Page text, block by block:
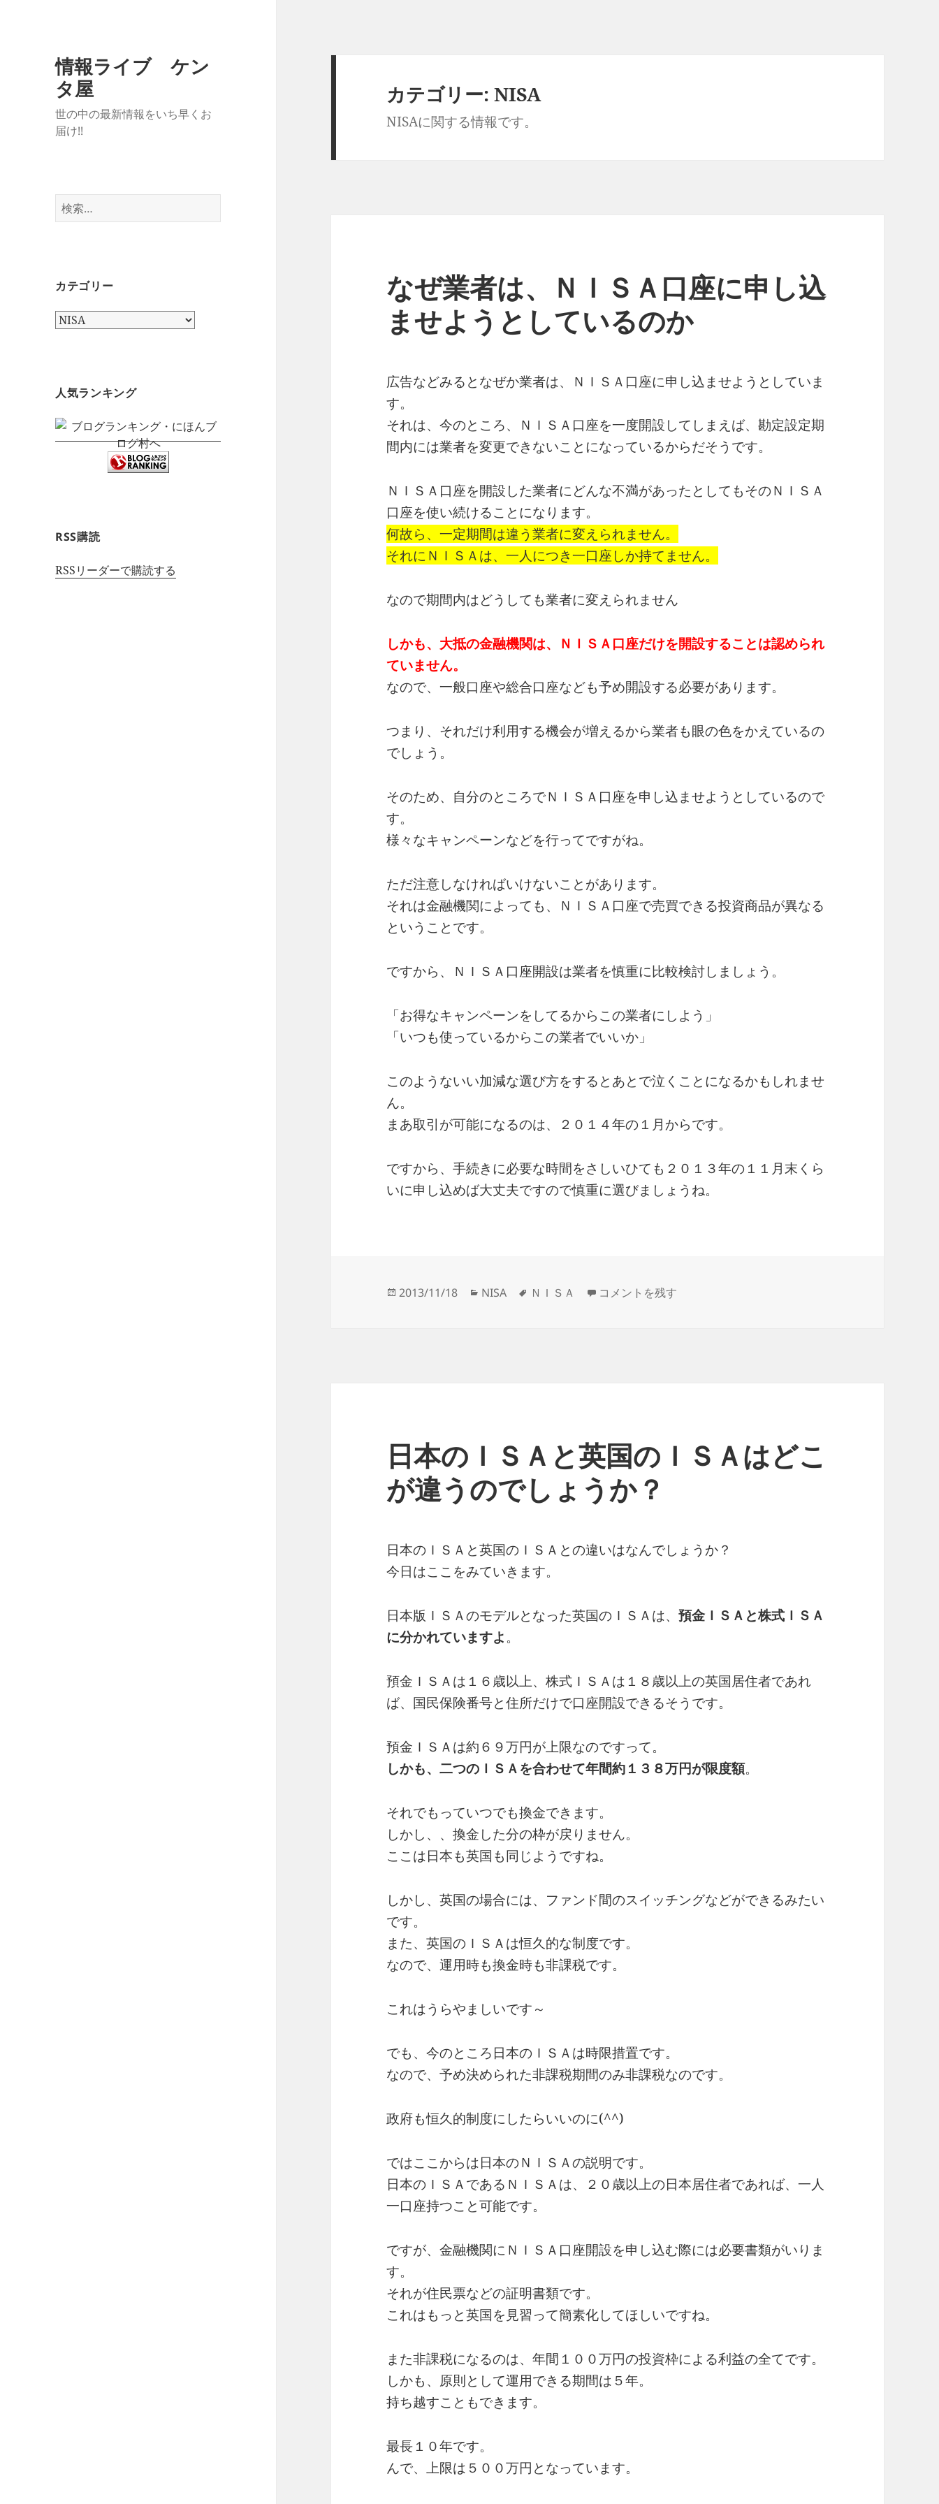
情報ライブ ケン
タ屋
世の中の最新情報をいち早くお
届け!!
検
索:
カテゴリー
カ
ー
人気ランキング
RSS購読
RSSリーダーで購読する
カテゴリー:NISA
NISAに関する情報です。
なぜ業者は、ＮＩＳＡ口座に申し込
ませようとしているのか
広告などみるとなぜか業者は、ＮＩＳＡ口座に申し込ませようとしていま
す。
それは、今のところ、ＮＩＳＡ口座を一度開設してしまえば、勘定設定期
間内には業者を変更できないことになっているからだそうです。
ＮＩＳＡ口座を開設した業者にどんな不満があったとしてもそのＮＩＳＡ
口座を使い続けることになります。
何故ら、一定期間は違う業者に変えられません。
それにＮＩＳＡは、一人につき一口座しか持てません。
なので期間内はどうしても業者に変えられません
しかも、大抵の金融機関は、ＮＩＳＡ口座だけを開設することは認められ
ていません。
なので、一般口座や総合口座なども予め開設する必要があります。
つまり、それだけ利用する機会が増えるから業者も眼の色をかえているの
でしょう。
そのため、自分のところでＮＩＳＡ口座を申し込ませようとしているので
す。
様々なキャンペーンなどを行ってですがね。
ただ注意しなければいけないことがあります。
それは金融機関によっても、ＮＩＳＡ口座で売買できる投資商品が異なる
ということです。
ですから、ＮＩＳＡ口座開設は業者を慎重に比較検討しましょう。
「お得なキャンペーンをしてるからこの業者にしよう」
「いつも使っているからこの業者でいいか」
このようないい加減な選び方をするとあとで泣くことになるかもしれませ
ん。
まあ取引が可能になるのは、２０１４年の１月からです。
ですから、手続きに必要な時間をさしいひても２０１３年の１１月末くら
いに申し込めば大丈夫ですので慎重に選びましょうね。
投
2013/11/18
カ
NISA
タ
ＮＩＳＡ なぜ業者は、ＮＩＳＡ口座に申し込ませようとしているのか に
コメントを残す
日本のＩＳＡと英国のＩＳＡはどこ
が違うのでしょうか？
日本のＩＳＡと英国のＩＳＡとの違いはなんでしょうか？
今日はここをみていきます。
日本版ＩＳＡのモデルとなった英国のＩＳＡは、預金ＩＳＡと株式ＩＳＡ
に分かれていますよ。
預金ＩＳＡは１６歳以上、株式ＩＳＡは１８歳以上の英国居住者であれ
ば、国民保険番号と住所だけで口座開設できるそうです。
預金ＩＳＡは約６９万円が上限なのですって。
しかも、二つのＩＳＡを合わせて年間約１３８万円が限度額。
それでもっていつでも換金できます。
しかし、、換金した分の枠が戻りません。
ここは日本も英国も同じようですね。
しかし、英国の場合には、ファンド間のスイッチングなどができるみたい
です。
また、英国のＩＳＡは恒久的な制度です。
なので、運用時も換金時も非課税です。
これはうらやましいです～
でも、今のところ日本のＩＳＡは時限措置です。
なので、予め決められた非課税期間のみ非課税なのです。
政府も恒久的制度にしたらいいのに(^^)
ではここからは日本のＮＩＳＡの説明です。
日本のＩＳＡであるＮＩＳＡは、２０歳以上の日本居住者であれば、一人
一口座持つこと可能です。
ですが、金融機関にＮＩＳＡ口座開設を申し込む際には必要書類がいりま
す。
それが住民票などの証明書類です。
これはもっと英国を見習って簡素化してほしいですね。
また非課税になるのは、年間１００万円の投資枠による利益の全てです。
しかも、原則として運用できる期間は５年。
持ち越すこともできます。
最長１０年です。
んで、上限は５００万円となっています。